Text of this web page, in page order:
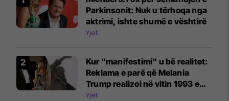
Parkinsonit: Nuk u tërhoqa nga
aktrimi, ishte shumë e vështirë
Yjet
Kur "manifestimi" u bë realitet:
Reklama e parë që Melania
Trump realizoi në vitin 1993 e
shfaqte atë si Zonjë e Parë e
Yjet